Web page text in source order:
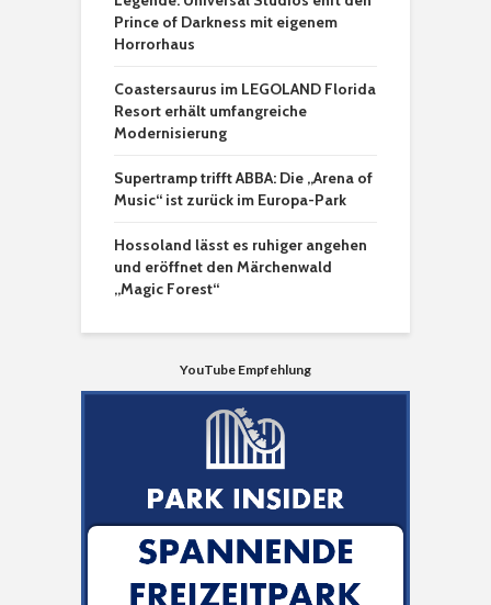
Prince of Darkness mit eigenem
Horrorhaus
Coastersaurus im LEGOLAND Florida
Resort erhält umfangreiche
Modernisierung
Supertramp trifft ABBA: Die „Arena of
Music“ ist zurück im Europa-Park
Hossoland lässt es ruhiger angehen
und eröffnet den Märchenwald
„Magic Forest“
YouTube Empfehlung